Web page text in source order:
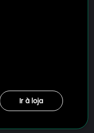
Ir à loja